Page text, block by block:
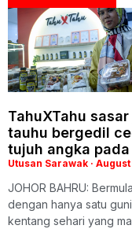
TahuXTahu
tauhu bergedil
tujuh angka
Utusan Sarawak
JOHOR BAHRU: Bermula
dengan hanya satu guni
kentang sehari yang